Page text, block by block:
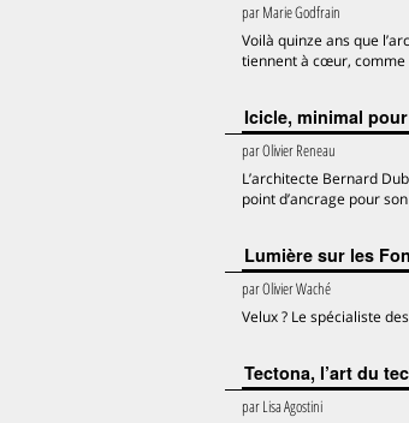
parMarie Godfrain
Voilà quinze ans que
tiennent à cœur, comme
Icicle, minimal
parOlivier Reneau
L’architecte Bernard
point d’ancrage pour
Lumière sur les
parOlivier Waché
Velux ? Le spécialiste
Tectona, l’art du
parLisa Agostini